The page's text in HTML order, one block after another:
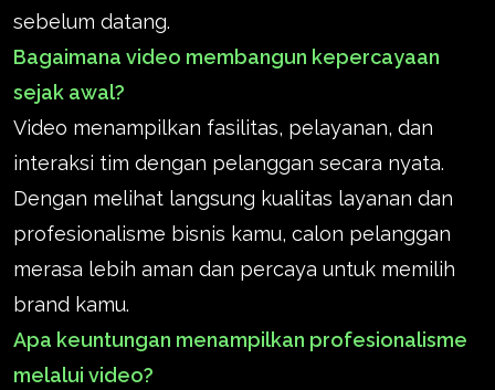
sebelum datang.
Bagaimana video membangun kepercayaan
sejak awal?
Video menampilkan fasilitas, pelayanan, dan
interaksi tim dengan pelanggan secara nyata.
Dengan melihat langsung kualitas layanan dan
profesionalisme bisnis kamu, calon pelanggan
merasa lebih aman dan percaya untuk memilih
brand kamu.
Apa keuntungan menampilkan profesionalisme
melalui video?